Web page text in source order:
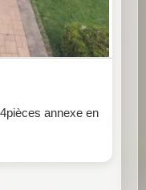
annexe en